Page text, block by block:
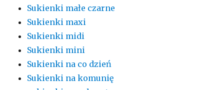
Sukienki małe czarne
Sukienki maxi
Sukienki midi
Sukienki mini
Sukienki na co dzień
Sukienki na komunię